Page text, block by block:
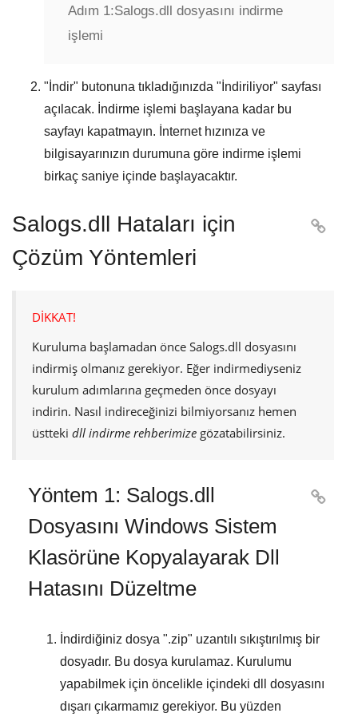
Adım 1:Salogs.dll dosyasını indirme
işlemi
" İndir" butonuna tıkladığınızda " İndiriliyor" sayfası
açılacak. İndirme işlemi başlayana kadar bu
sayfayı kapatmayın. İnternet hızınıza ve
bilgisayarınızın durumuna göre indirme işlemi
birkaç saniye içinde başlayacaktır.
Salogs.dll Hataları için
Çözüm Yöntemleri

DİKKAT!
Kuruluma başlamadan önce Salogs.dll dosyasını
indirmiş olmanız gerekiyor. Eğer indirmediyseniz
kurulum adımlarına geçmeden önce dosyayı
indirin. Nasıl indireceğinizi bilmiyorsanız hemen
üstteki dll indirme rehberimize gözatabilirsiniz.
Yöntem 1: Salogs.dll
Dosyasını Windows Sistem
Klasörüne Kopyalayarak Dll
Hatasını Düzeltme

İndirdiğiniz dosya ".zip" uzantılı sıkıştırılmış bir
dosyadır. Bu dosya kurulamaz. Kurulumu
yapabilmek için öncelikle içindeki dll dosyasını
dışarı çıkarmamız gerekiyor. Bu yüzden